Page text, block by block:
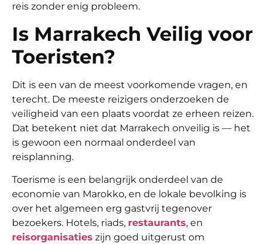
reis zonder enig probleem.
Is Marrakech Veilig voor
Toeristen?
Dit is een van de meest voorkomende vragen, en
terecht. De meeste reizigers onderzoeken de
veiligheid van een plaats voordat ze erheen reizen.
Dat betekent niet dat Marrakech onveilig is — het
is gewoon een normaal onderdeel van
reisplanning.
Toerisme is een belangrijk onderdeel van de
economie van Marokko, en de lokale bevolking is
over het algemeen erg gastvrij tegenover
bezoekers. Hotels, riads, restaurants, en
reisorganisaties zijn goed uitgerust om